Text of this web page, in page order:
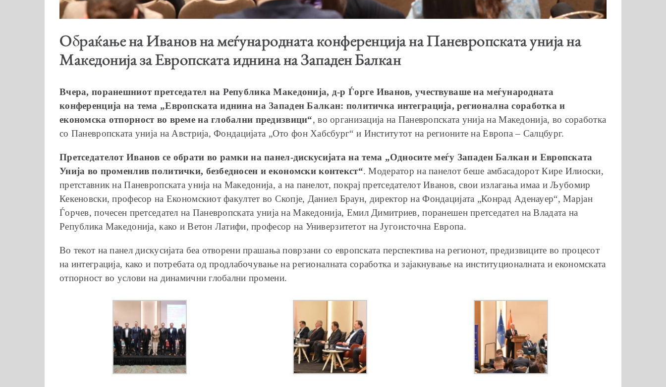
Обраќање на Иванов на меѓународната конференција на Паневропската унија на
Македонија за Европската иднина на Западен Балкан
Вчера, поранешниот претседател на Република Македонија, д-р Ѓорге Иванов, учествуваше на меѓународната
конференција на тема „Европската иднина на Западен Балкан: политичка интеграција, регионална соработка и
економска отпорност во време на глобални предизвици“, во организација на Паневропската унија на Македонија, во соработка
со Паневропската унија на Австрија, Фондацијата „Ото фон Хабсбург“ и Институтот на регионите на Европа – Салцбург.
Претседателот Иванов се обрати во рамки на панел-дискусијата на тема „Односите меѓу Западен Балкан и Европската
Унија во променлив политички, безбедносен и економски контекст“. Модератор на панелот беше амбасадорот Кире Илиоски,
претставник на Паневропската унија на Македонија, а на панелот, покрај претседателот Иванов, свои излагања имаа и Љубомир
Кекеновски, професор на Економскиот факултет во Скопје, Даниел Браун, директор на Фондацијата „Конрад Аденауер“, Марјан
Ѓорчев, почесен претседател на Паневропската унија на Македонија, Емил Димитриев, поранешен претседател на Владата на
Република Македонија, како и Ветон Латифи, професор на Универзитетот на Југоисточна Европа.
Во текот на панел дискусијата беа отворени прашања поврзани со европската перспектива на регионот, предизвиците во процесот
на интеграција, како и потребата од продлабочување на регионалната соработка и зајакнување на институционалната и економската
отпорност во услови на динамични глобални промени.